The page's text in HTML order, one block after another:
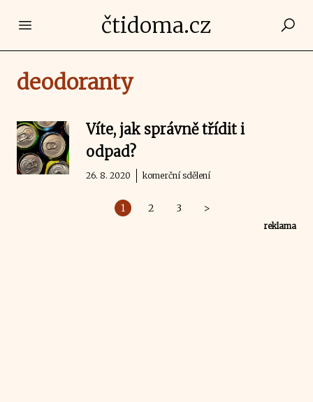
Open main menučtidoma.cz
deodoranty
Víte, jak správně třídit i
odpad?
26. 8. 2020 komerční sdělení
1 2 3 >
reklama